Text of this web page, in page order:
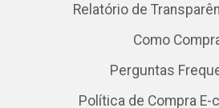
Relatório de
Como
Perguntas
Política de Compra